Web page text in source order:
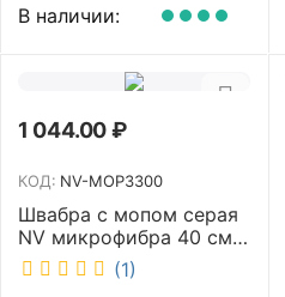
В наличии:
1 044.00₽
КОД: NV-MOP3300
Швабра с мопом серая
NV микрофибра 40 см
NV-MOP3300
(1)